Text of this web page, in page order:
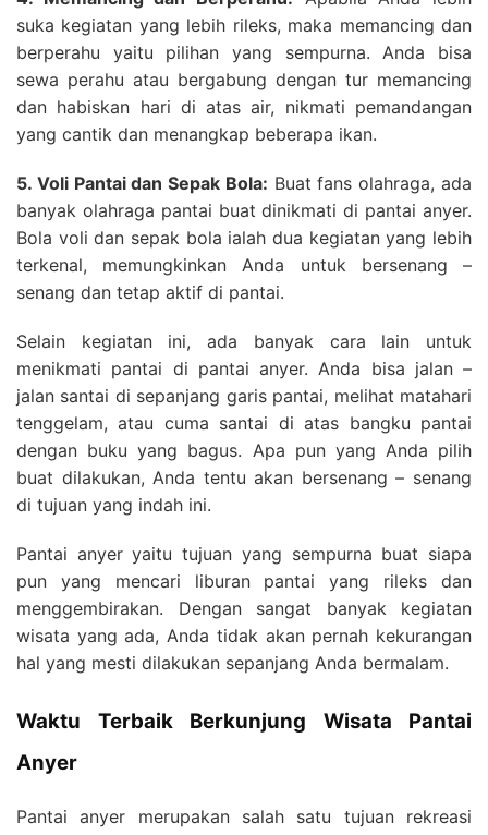
suka kegiatan yang lebih rileks, maka memancing dan
berperahu yaitu pilihan yang sempurna. Anda bisa
sewa perahu atau bergabung dengan tur memancing
dan habiskan hari di atas air, nikmati pemandangan
yang cantik dan menangkap beberapa ikan.
5. Voli Pantai dan Sepak Bola: Buat fans olahraga, ada
banyak olahraga pantai buat dinikmati di pantai anyer.
Bola voli dan sepak bola ialah dua kegiatan yang lebih
terkenal, memungkinkan Anda untuk bersenang –
senang dan tetap aktif di pantai.
Selain kegiatan ini, ada banyak cara lain untuk
menikmati pantai di pantai anyer. Anda bisa jalan –
jalan santai di sepanjang garis pantai, melihat matahari
tenggelam, atau cuma santai di atas bangku pantai
dengan buku yang bagus. Apa pun yang Anda pilih
buat dilakukan, Anda tentu akan bersenang – senang
di tujuan yang indah ini.
Pantai anyer yaitu tujuan yang sempurna buat siapa
pun yang mencari liburan pantai yang rileks dan
menggembirakan. Dengan sangat banyak kegiatan
wisata yang ada, Anda tidak akan pernah kekurangan
hal yang mesti dilakukan sepanjang Anda bermalam.
Waktu Terbaik Berkunjung Wisata Pantai
Anyer
Pantai anyer merupakan salah satu tujuan rekreasi